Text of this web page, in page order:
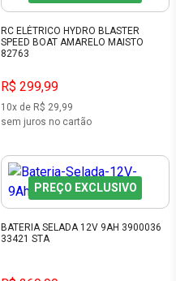
RC ELÉTRICO HYDRO BLASTER
SPEED BOAT AMARELO MAISTO
82763
R$ 299,99
10x de R$ 29,99
sem juros no cartão
PREÇO EXCLUSIVO
BATERIA SELADA 12V 9AH 3900036
33421 STA